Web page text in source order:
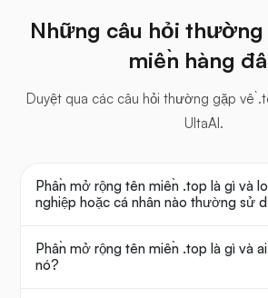
Những câu hỏi thường
miền hàng
Duyệt qua các câu hỏi thường gặp về
UltaAI.
Phần mở rộng tên miền .top là gì và
nghiệp hoặc cá nhân nào thường sử
Phần mở rộng tên miền .top là gì và
nó?